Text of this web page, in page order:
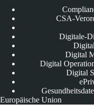
CSA-
Digitale-
Digital
Digital
Digital
Europäische Union